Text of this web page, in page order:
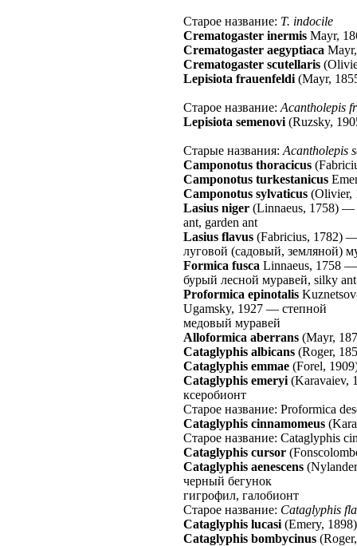
Старое название: T. indocile
Crematogaster inermis Mayr,
Crematogaster aegyptiaca
Crematogaster scutellaris
Lepisiota frauenfeldi (Mayr,
Старое название: Acantholepis
Lepisiota semenovi (Ruzsky,
Старые названия: Acantholepis
Camponotus thoracicus
Camponotus turkestanicus
Camponotus sylvaticus (Olivier,
Lasius niger (Linnaeus, 1758) —
ant, garden ant
Lasius flavus (Fabricius, 1782)
луговой (садовый, земляной)
Formica fusca Linnaeus, 1758 —
бурый лесной муравей, silky ant
Proformica epinotalis
Ugamsky, 1927 — степной
медовый муравей
Alloformica aberrans (Mayr,
Cataglyphis albicans (Roger,
Cataglyphis emmae (Forel,
Cataglyphis emeryi (Karavaiev,
ксеробионт
Старое название: Proformica
Cataglyphis cinnamomeus
Старое название: Cataglyphis
Cataglyphis cursor
Cataglyphis aenescens
черный бегунок
гигрофил, галобионт
Старое название: Cataglyphis
Cataglyphis lucasi (Emery, 1898)
Cataglyphis bombycinus